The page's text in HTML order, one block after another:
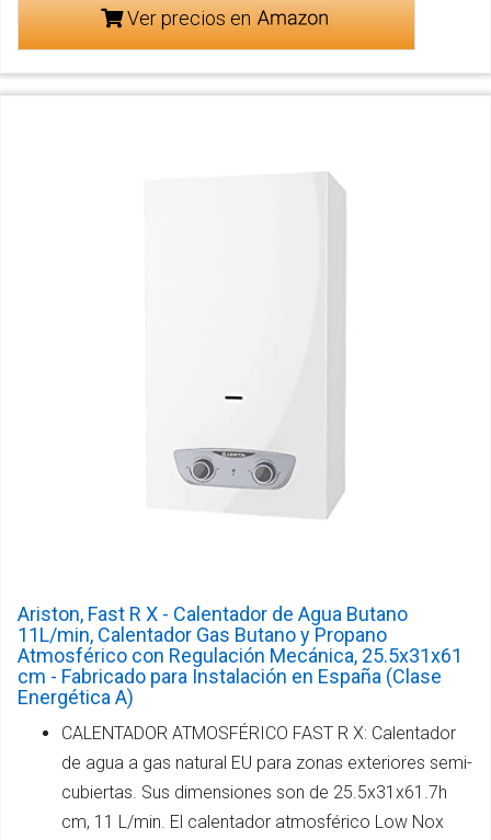
Ver precios en
Ariston, Fast R X - Calentador de Agua Butano
11L/min, Calentador Gas Butano y Propano
Atmosférico con Regulación Mecánica, 25.5x31x61
cm - Fabricado para Instalación en España (Clase
Energética A)
CALENTADOR ATMOSFÉRICO FAST R X: Calentador
de agua a gas natural EU para zonas exteriores semi-
cubiertas. Sus dimensiones son de 25.5x31x61.7h
cm, 11 L/min. El calentador atmosférico Low Nox